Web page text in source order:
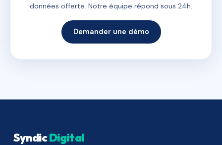
données offerte. Notre équipe répond sous 24h.
Demander une démo
SyndicDigital